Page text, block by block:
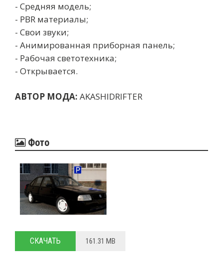
- Средняя модель;
- PBR материалы;
- Свои звуки;
- Анимированная приборная панель;
- Рабочая светотехника;
- Открывается.
АВТОР МОДА: AKASHIDRIFTER
Фото
СКАЧАТЬ 161.31 MB